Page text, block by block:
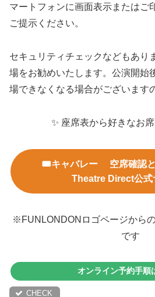
マートフォンに画面表示またはご
ご提示ください。
セキュリティチェックなどもあり
場をお勧めいたします。公演開始
場できなくなる場合がございます
✨ 座席表から好きなお
🎟️キャバレー 空席確認
Theatre Direct公式
※FUNLONDONロゴページから
です
オンライン予約手順